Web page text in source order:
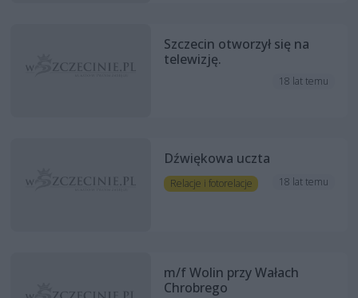
Szczecin otworzył się na
telewizję.
18 lat temu
Dźwiękowa uczta
Relacje i fotorelacje 18 lat temu
m/f Wolin przy Wałach
Chrobrego